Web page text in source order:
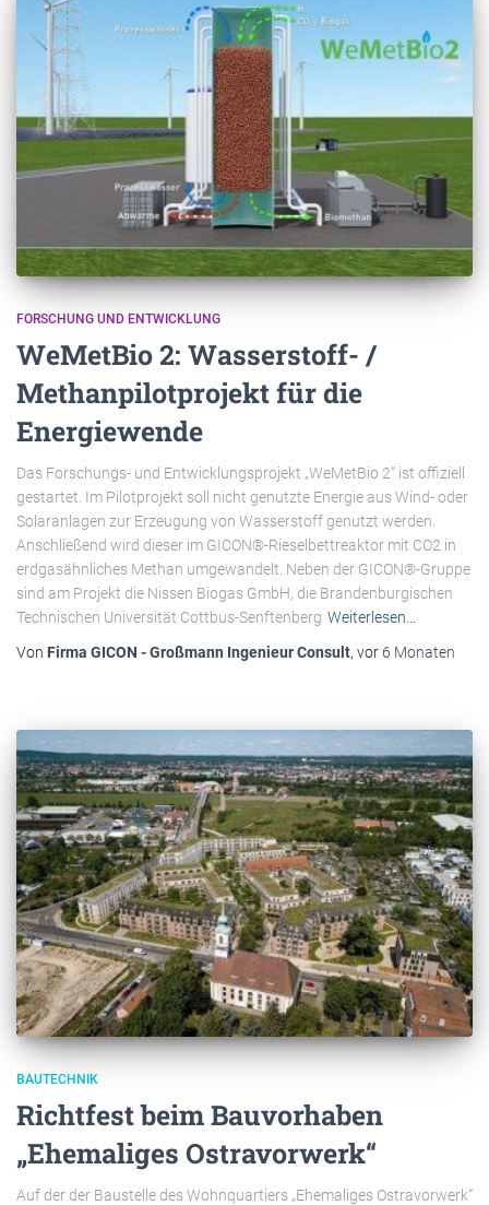
FORSCHUNG UND ENTWICKLUNG
WeMetBio 2: Wasserstoff- /
Methanpilotprojekt für die
Energiewende
Das Forschungs- und Entwicklungsprojekt „WeMetBio 2“ ist offiziell
gestartet. Im Pilotprojekt soll nicht genutzte Energie aus Wind- oder
Solaranlagen zur Erzeugung von Wasserstoff genutzt werden.
Anschließend wird dieser im GICON®-Rieselbettreaktor mit CO2 in
erdgasähnliches Methan umgewandelt. Neben der GICON®-Gruppe
sind am Projekt die Nissen Biogas GmbH, die Brandenburgischen
Technischen Universität Cottbus-Senftenberg Weiterlesen…
Von Firma GICON - Großmann Ingenieur Consult, vor 6 Monaten
BAUTECHNIK
Richtfest beim Bauvorhaben
„Ehemaliges Ostravorwerk“
Auf der der Baustelle des Wohnquartiers „Ehemaliges Ostravorwerk“